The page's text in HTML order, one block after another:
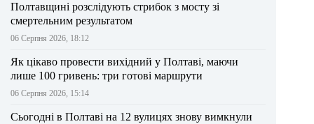
Полтавщині розслідують стрибок з мосту зі
смертельним результатом
06 Серпня 2026, 18:12
Як цікаво провести вихідний у Полтаві, маючи
лише 100 гривень: три готові маршрути
06 Серпня 2026, 15:14
Сьогодні в Полтаві на 12 вулицях знову вимкнули